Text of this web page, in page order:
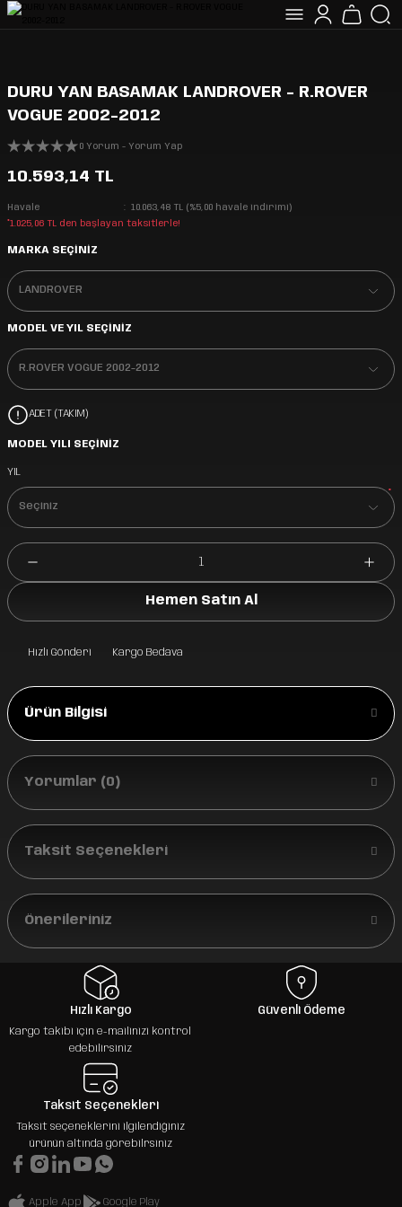
DURU YAN BASAMAK LANDROVER - R.ROVER
VOGUE 2002-2012
0 Yorum - Yorum Yap
10.593,14 TL
Havale
10.063,48 TL (%5,00 havale indirimi)
*1.025,06 TL den başlayan taksitlerle!
MARKA SEÇİNİZ
MODEL VE YIL SEÇİNİZ
ADET (TAKIM)
MODEL YILI SEÇİNİZ
YIL
*
Hemen Satın Al
Hızlı Gönderi Kargo Bedava
Ürün Bilgisi
Yorumlar (0)
Taksit Seçenekleri
Önerileriniz
Hızlı Kargo
Kargo takibi için e-mailinizi kontrol
edebilirsiniz
Güvenli Ödeme
Taksit Seçenekleri
Taksit seçeneklerini ilgilendiğiniz
ürünün altında görebilrsiniz
Apple App Google Play